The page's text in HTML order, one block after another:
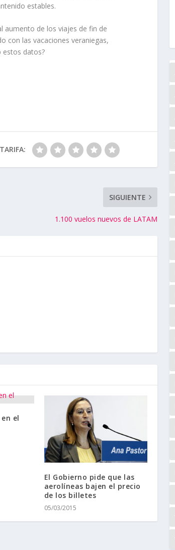
estables.
aumento de los viajes de fin de
con las vacaciones veraniegas,
estos datos?
TARIFA:
SIGUIENTE
1.100 vuelos nuevos de LATAM
el
El Gobierno pide que las
aerolíneas bajen el precio
de los billetes
05/03/2015